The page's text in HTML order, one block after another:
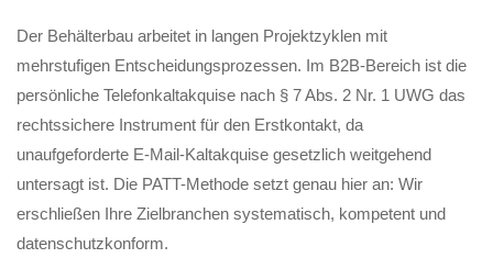
Der Behälterbau arbeitet in langen Projektzyklen mit
mehrstufigen Entscheidungsprozessen. Im B2B-Bereich ist die
persönliche Telefonkaltakquise nach § 7 Abs. 2 Nr. 1 UWG das
rechtssichere Instrument für den Erstkontakt, da
unaufgeforderte E-Mail-Kaltakquise gesetzlich weitgehend
untersagt ist. Die PATT-Methode setzt genau hier an: Wir
erschließen Ihre Zielbranchen systematisch, kompetent und
datenschutzkonform.